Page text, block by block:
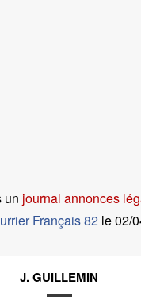
un journal annonces
Français 82 le02/
J. GUILLEMIN